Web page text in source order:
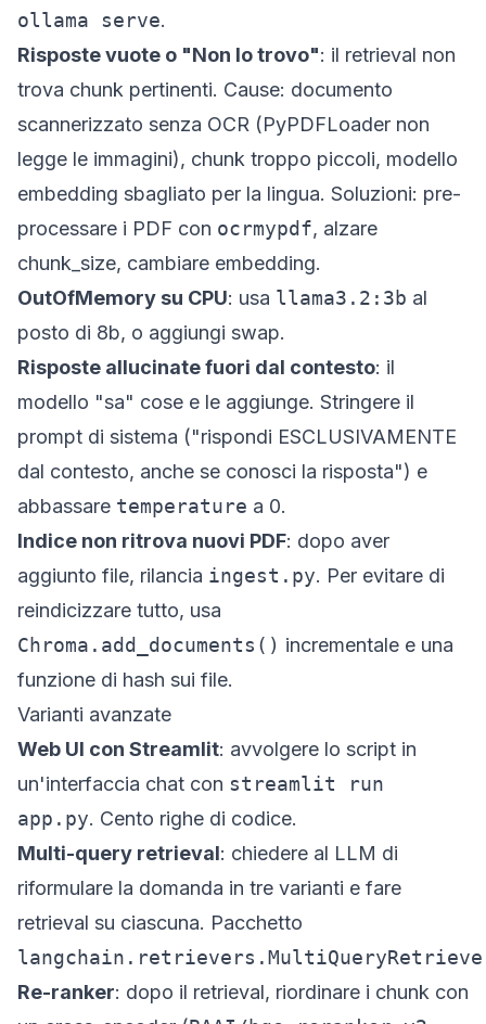
ollama serve.
Risposte vuote o "Non lo trovo": il retrieval non
trova chunk pertinenti. Cause: documento
scannerizzato senza OCR (PyPDFLoader non
legge le immagini), chunk troppo piccoli, modello
embedding sbagliato per la lingua. Soluzioni: pre-
processare i PDF con ocrmypdf, alzare
chunk_size, cambiare embedding.
OutOfMemory su CPU: usa llama3.2:3b al
posto di 8b, o aggiungi swap.
Risposte allucinate fuori dal contesto: il
modello "sa" cose e le aggiunge. Stringere il
prompt di sistema ("rispondi ESCLUSIVAMENTE
dal contesto, anche se conosci la risposta") e
abbassare temperature a 0.
Indice non ritrova nuovi PDF: dopo aver
aggiunto file, rilancia ingest.py. Per evitare di
reindicizzare tutto, usa
Chroma.add_documents() incrementale e una
funzione di hash sui file.
Varianti avanzate
Web UI con Streamlit: avvolgere lo script in
un'interfaccia chat con streamlit run
app.py. Cento righe di codice.
Multi-query retrieval: chiedere al LLM di
riformulare la domanda in tre varianti e fare
retrieval su ciascuna. Pacchetto
Re-ranker: dopo il retrieval, riordinare i chunk con